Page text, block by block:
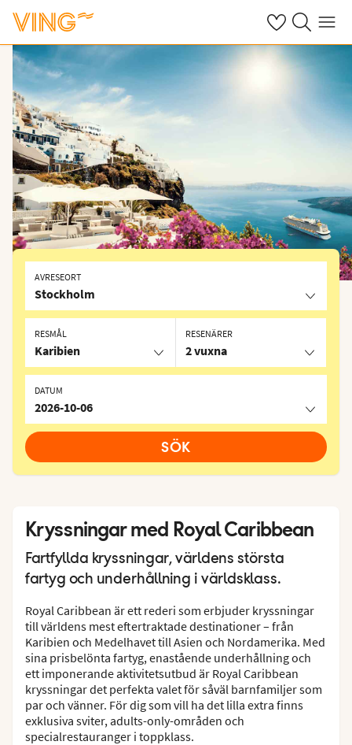
Se dinaSök på ving.se
Meny
AVRESEORT
Stockholm
RESMÅL
Karibien
DATUM
2026-10-06
RESENÄRER
2 vuxna
SÖK
Kryssningar med Royal Caribbean
Fartfyllda kryssningar, världens största
fartyg och underhållning i världsklass.
Royal Caribbean är ett rederi som erbjuder kryssningar
till världens mest eftertraktade destinationer – från
Karibien och Medelhavet till Asien och Nordamerika. Med
sina prisbelönta fartyg, enastående underhållning och
ett imponerande aktivitetsutbud är Royal Caribbean
kryssningar det perfekta valet för såväl barnfamiljer som
par och vänner. För dig som vill ha det lilla extra finns
exklusiva sviter, adults-only-områden och
specialrestauranger i toppklass.